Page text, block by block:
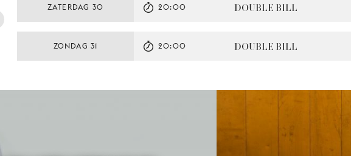
ZATERDAG 30 DOUBLE BILL
20:00
ZONDAG 31 DOUBLE BILL
20:00